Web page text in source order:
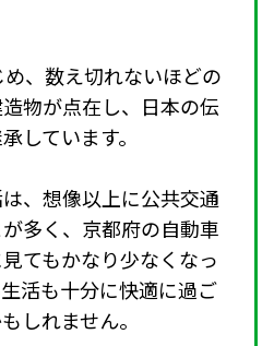
、数え切れないほどの
物が点在し、日本の伝
しています。
、想像以上に公共交通
多く、京都府の自動車
てもかなり少なくなっ
活も十分に快適に過ご
しれません。